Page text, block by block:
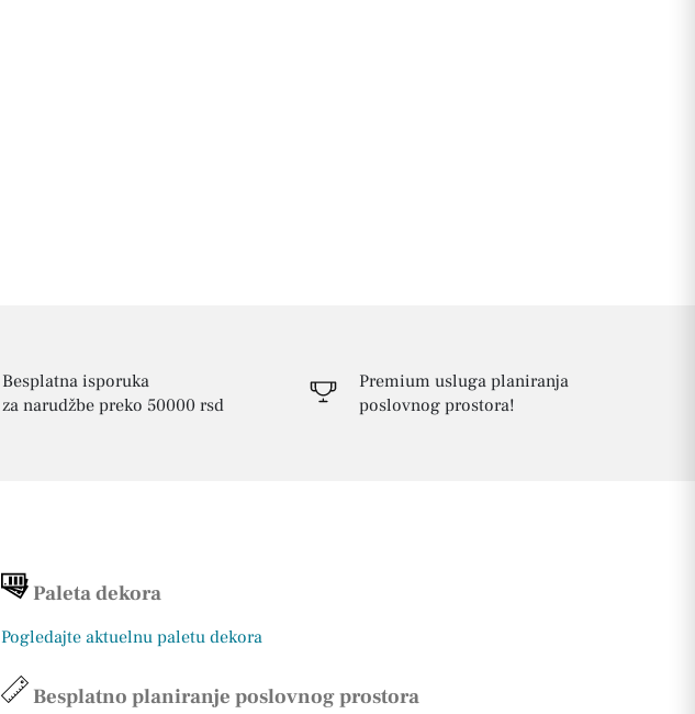
Besplatna isporuka
za narudžbe preko 50000 rsd
Premium usluga planiranja
poslovnog prostora!
Paleta dekora
Pogledajte aktuelnu paletu dekora
Besplatno planiranje poslovnog prostora